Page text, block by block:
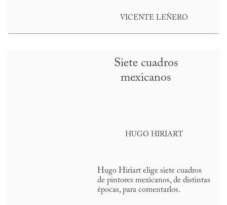
VICENTE LEÑERO
Siete cuadros
mexicanos
HUGO HIRIART
Hugo Hiriart elige siete cuadros
de pintores mexicanos, de distintas
épocas, para comentarlos.